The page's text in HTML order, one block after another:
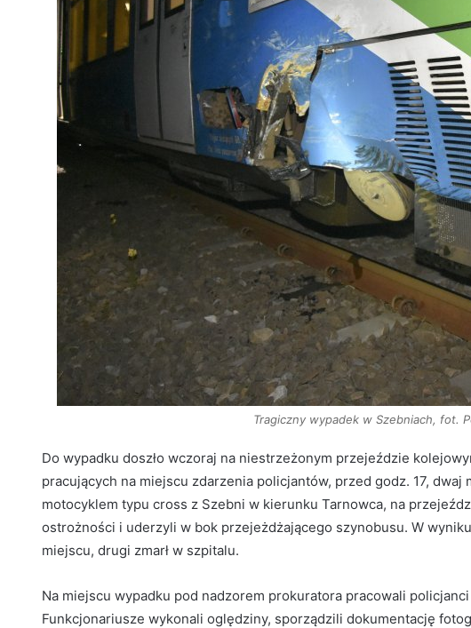
Tragiczny wypadek w Szebniach, fot.
Do wypadku doszło wczoraj na niestrzeżonym przejeździe
pracujących na miejscu zdarzenia policjantów, przed godz. 17, dwaj
motocyklem typu cross z Szebni w kierunku Tarnowca, na
ostrożności i uderzyli w bok przejeżdżającego szynobusu. W
miejscu, drugi zmarł w szpitalu.
Na miejscu wypadku pod nadzorem prokuratora pracowali
Funkcjonariusze wykonali oględziny, sporządzili dokumentację